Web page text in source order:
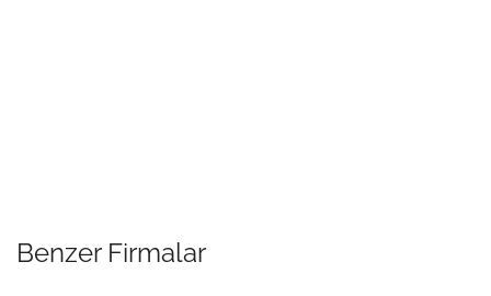
Benzer Firmalar